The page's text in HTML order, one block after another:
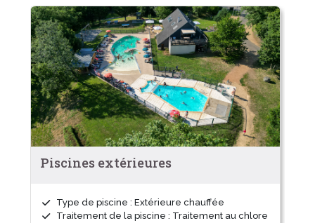
Piscines extérieures
Type de piscine : Extérieure chauffée
Traitement de la piscine : Traitement au chlore